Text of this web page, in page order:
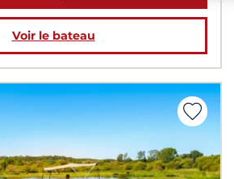
Voir le bateau